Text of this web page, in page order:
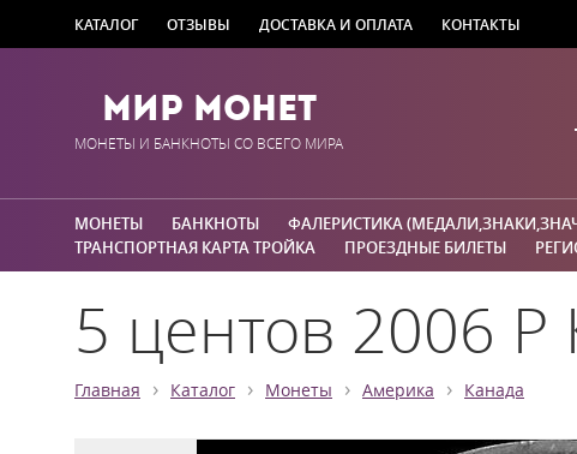
КАТАЛОГ ОТЗЫВЫ ДОСТАВКА И ОПЛАТА КОНТАКТЫ
Мир Монет
МОНЕТЫ И БАНКНОТЫ СО ВСЕГО МИРА
МОНЕТЫ БАНКНОТЫ ФАЛЕРИСТИКА
ТРАНСПОРТНАЯ КАРТА ТРОЙКА
ПРОЕЗДНЫЕ БИЛЕТЫ
5 центов 2006 Р
Главная › Каталог › Монеты › Америка › Канада